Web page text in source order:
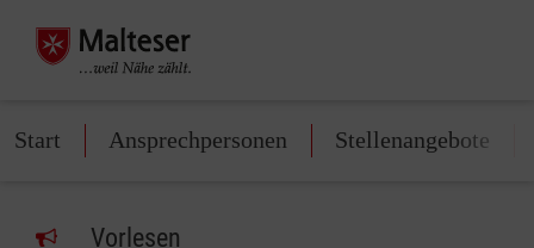
Start Ansprechpersonen Stellenangebote
Vorlesen